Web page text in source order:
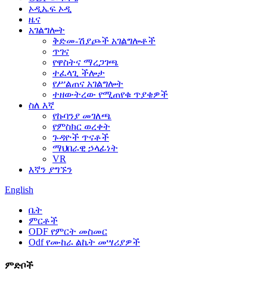
ኦዲኤፍ ኦዲ
ዜና
አገልግሎት
ቅድመ-ሽያጮች አገልግሎቶች
ጥገና
የዋስትና ማረጋገጫ
ተፈላጊ ችሎታ
የሥልጠና አገልግሎት
ተዘውትረው የሚጠየቁ ጥያቄዎች
ስለ እኛ
የኩባንያ መገለጫ
የምስክር ወረቀት
ጉዳዮች ጥናቶች
ማህበራዊ ኃላፊነት
VR
እኛን ያግኙን
English
ቤት
ምርቶች
ODF የምርት መስመር
Odf የሙከራ ልኬት መሣሪያዎች
ምድቦች